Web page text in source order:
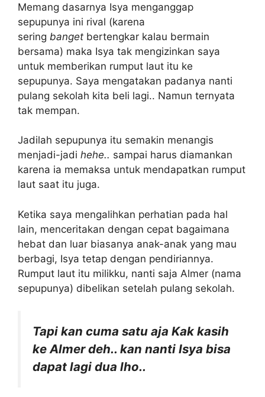
Memang dasarnya Isya menganggap
sepupunya ini rival (karena
sering banget bertengkar kalau bermain
bersama) maka Isya tak mengizinkan saya
untuk memberikan rumput laut itu ke
sepupunya. Saya mengatakan padanya nanti
pulang sekolah kita beli lagi.. Namun ternyata
tak mempan.
Jadilah sepupunya itu semakin menangis
menjadi-jadi hehe.. sampai harus diamankan
karena ia memaksa untuk mendapatkan rumput
laut saat itu juga.
Ketika saya mengalihkan perhatian pada hal
lain, menceritakan dengan cepat bagaimana
hebat dan luar biasanya anak-anak yang mau
berbagi, Isya tetap dengan pendiriannya.
Rumput laut itu milikku, nanti saja Almer (nama
sepupunya) dibelikan setelah pulang sekolah.
Tapi kan cuma satu aja Kak kasih
ke Almer deh.. kan nanti Isya bisa
dapat lagi dua lho..